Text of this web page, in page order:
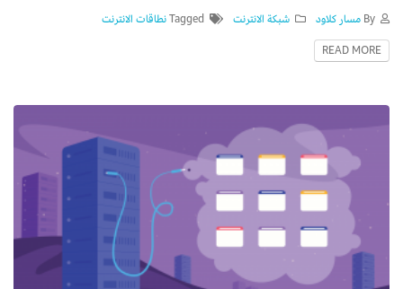
مسار كلاود شبكة الانترنت Taggedنطاقات الانترنت
READ MORE